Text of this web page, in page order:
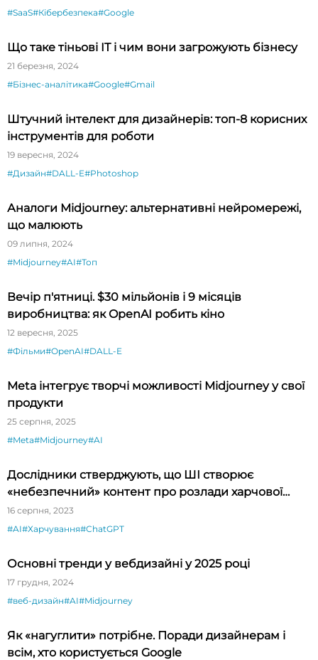
#SaaS#Кібербезпека#Google
Що таке тіньові IT і чим вони загрожують бізнесу
21 березня, 2024
#Бізнес-аналітика#Google#Gmail
Штучний інтелект для дизайнерів: топ-8 корисних
інструментів для роботи
19 вересня, 2024
#Дизайн#DALL-E#Photoshop
Аналоги Midjourney: альтернативні нейромережі,
що малюють
09 липня, 2024
#Midjourney#AI#Топ
Вечір п'ятниці. $30 мільйонів і 9 місяців
виробництва: як OpenAI робить кіно
12 вересня, 2025
#Фільми#OpenAI#DALL-E
Meta інтегрує творчі можливості Midjourney у свої
продукти
25 серпня, 2025
#Meta#Midjourney#AI
Дослідники стверджують, що ШІ створює
«небезпечний» контент про розлади харчової
поведінки, розробники це заперечують
16 серпня, 2023
#AI#Харчування#ChatGPT
Основні тренди у вебдизайні у 2025 році
17 грудня, 2024
#веб-дизайн#AI#Midjourney
Як «нагуглити» потрібне. Поради дизайнерам і
всім, хто користується Google